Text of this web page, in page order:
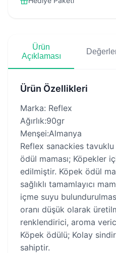
Ürün
Açıklaması
Ürün Özellikleri
Marka: Reflex
Ağırlık:90gr
Menşei:Almanya
Reflex sanackies tavuklu
ödül maması; Köpekler
edilmiştir. Köpek ödül
sağlıklı tamamlayıcı
içme suyu
oranı düşük olarak
renklendirici, aroma
Köpek ödülü; Kolay
sahiptir.